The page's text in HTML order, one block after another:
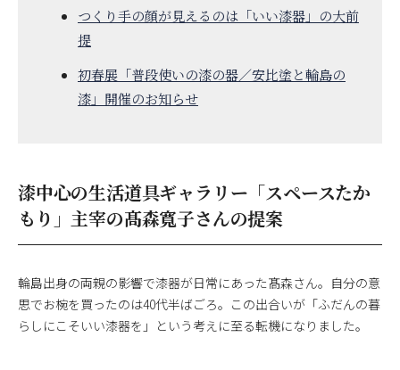
つくり手の顔が見えるのは「いい漆器」の大前
提
初春展「普段使いの漆の器／安比塗と輪島の
漆」開催のお知らせ
漆中心の生活道具ギャラリー「スペースたか
もり」主宰の髙森寬子さんの提案
輪島出身の両親の影響で漆器が日常にあった髙森さん。自分の意
思でお椀を買ったのは40代半ばごろ。この出合いが「ふだんの暮
らしにこそいい漆器を」という考えに至る転機になりました。